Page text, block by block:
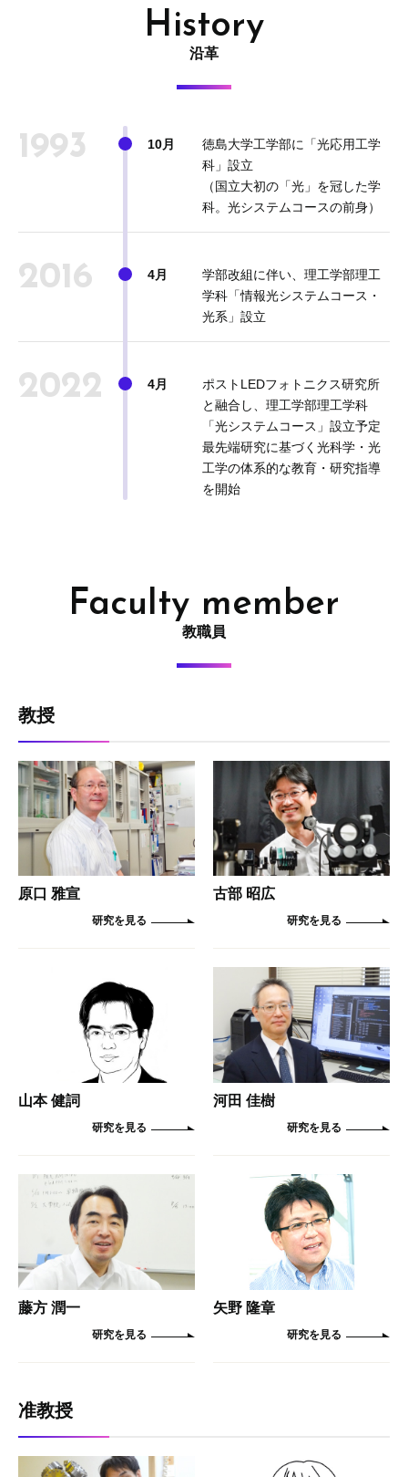
History
沿革
1993 10月
徳島大学工学部に「光応用工学
科」設立
（国立大初の「光」を冠した学
科。光システムコースの前身）
2016 4月
学部改組に伴い、理工学部理工
学科「情報光システムコース・
光系」設立
2022 4月
ポストLEDフォトニクス研究所
と融合し、理工学部理工学科
「光システムコース」設立予定
最先端研究に基づく光科学・光
工学の体系的な教育・研究指導
を開始
Faculty member
教職員
教授
原口 雅宣 古部 昭広
山本 健詞 河田 佳樹
藤方 潤一 矢野 隆章
准教授